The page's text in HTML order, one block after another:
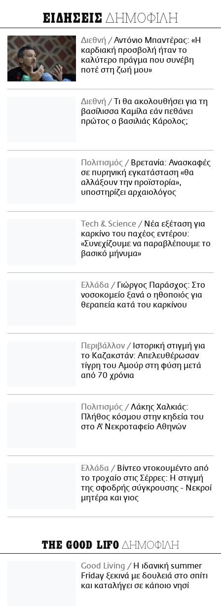
ΕΙΔΗΣΕΙΣ ΔΗΜΟΦΙΛΗ
Διεθνή
Αντόνιο Μπαντέρας: «Η
καρδιακή προσβολή ήταν το
καλύτερο πράγμα που συνέβη
ποτέ στη ζωή μου»
Διεθνή
Τι θα ακολουθήσει για τη
βασίλισσα Καμίλα εάν πεθάνει
πρώτος ο βασιλιάς Κάρολος;
Πολιτισμός
Βρετανία: Ανασκαφές
σε πυρηνική εγκατάσταση «θα
αλλάξουν την προϊστορία»,
υποστηρίζει αρχαιολόγος
Τech & Science
Νέα εξέταση για
καρκίνο του παχέος εντέρου:
«Συνεχίζουμε να παραβλέπουμε το
βασικό μήνυμα»
Ελλάδα
Γιώργος Παράσχος: Στο
νοσοκομείο ξανά ο ηθοποιός για
θεραπεία κατά του καρκίνου
Περιβάλλον
Ιστορική στιγμή για
το Καζακστάν: Απελευθέρωσαν
τίγρη του Αμούρ στη φύση μετά
από 70 χρόνια
Πολιτισμός
Λάκης Χαλκιάς:
Πλήθος κόσμου στην κηδεία του
στο Α' Νεκροταφείο Αθηνών
Ελλάδα
Βίντεο ντοκουμέντο από
το τροχαίο στις Σέρρες: Η στιγμή
της σφοδρής σύγκρουσης - Νεκροί
μητέρα και γιος
THE GOOD LIFO ΔΗΜΟΦΙΛΗ
Good Living
Η ιδανική summer
Friday ξεκινά με δουλειά στο σπίτι
και καταλήγει σε κάποιο νησί